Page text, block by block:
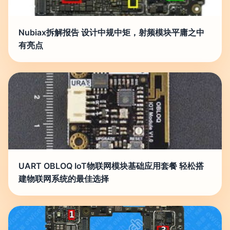
Nubiax拆解报告 设计中规中矩，射频模块平庸之中
有亮点
UART OBLOQ IoT物联网模块基础应用套餐 轻松搭
建物联网系统的最佳选择